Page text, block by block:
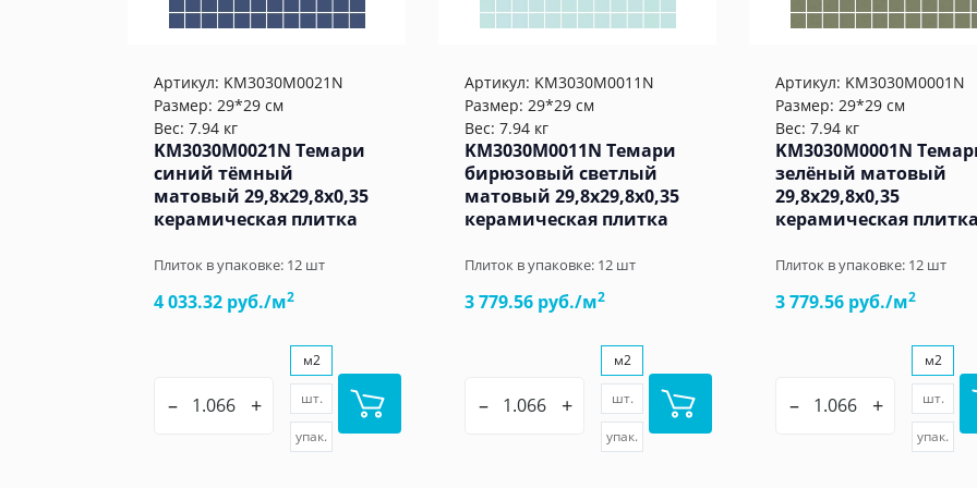
Артикул: KM3030M0021N
Размер: 29*29 см
Вес: 7.94 кг
KM3030M0021N Темари
синий тёмный
матовый 29,8x29,8x0,35
керамическая плитка
Плиток в упаковке: 12 шт
4 033.32 руб./м2
– +
м2
шт.
упак.
Артикул: KM3030M0011N
Размер: 29*29 см
Вес: 7.94 кг
KM3030M0011N Темари
бирюзовый светлый
матовый 29,8x29,8x0,35
керамическая плитка
Плиток в упаковке: 12 шт
3 779.56 руб./м2
– +
м2
шт.
упак.
Артикул: KM3030M0001N
Размер: 29*29 см
Вес: 7.94 кг
KM3030M0001N
зелёный матовый
29,8x29,8x0,35
керамическая
Плиток в упаковке: 12 шт
3 779.56 руб./м2
– +
м2
шт.
упак.